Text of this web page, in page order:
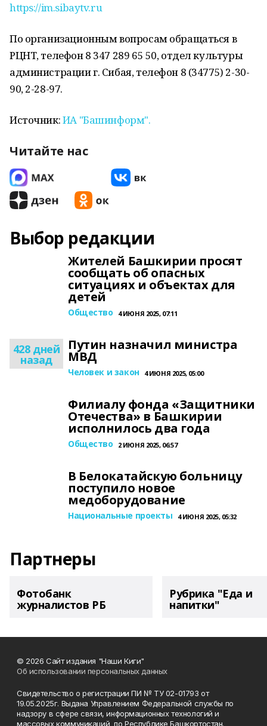
https://im.sibaytv.ru
По организационным вопросам обращаться в
РЦНТ, телефон 8 347 289 65 50, отдел культуры
администрации г. Сибая, телефон 8 (34775) 2-30-
90, 2-28-97.
Источник:ИА "Башинформ".
Читайте нас
Выбор редакции
Жителей Башкирии просят
сообщать об опасных
ситуациях и объектах для
детей
Общество 4 ИЮНЯ 2025, 07:11
428 дней
назад
Путин назначил министра
МВД
Человек и закон 4 ИЮНЯ 2025, 05:00
Филиалу фонда «Защитники
Отечества» в Башкирии
исполнилось два года
Общество 2 ИЮНЯ 2025, 06:57
В Белокатайскую больницу
поступило новое
медоборудование
Национальные проекты 4 ИЮНЯ 2025, 05:32
Партнеры
Фотобанк
журналистов РБ
Рубрика "Еда и
напитки"
© 2026 Сайт издания "Наши Киги"
Об использовании персональных данных
Свидетельство о регистрации ПИ № ТУ 02-01793 от
19.05.2025г. Выдана Управлением Федеральной службы по
надзору в сфере связи, информационных технологий и
массовых коммуникаций по Республике Башкортостан.